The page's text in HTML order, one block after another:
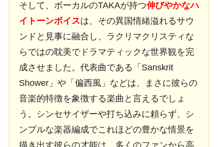
そして、ボーカルのTAKAが持つ伸びやかなハ
イトーンボイスは、その異国情緒溢れるサウ
ンドと見事に融合し、ラクリマクリスティな
らではの耽美でドラマティックな世界観を完
成させました。代表曲である「Sanskrit
Shower」や「偏西風」などは、まさに彼らの
音楽的特徴を象徴する楽曲と言えるでしょ
う。シンセサイザーや打ち込みに頼らず、シ
ンプルな楽器編成でこれほどの豊かな情景を